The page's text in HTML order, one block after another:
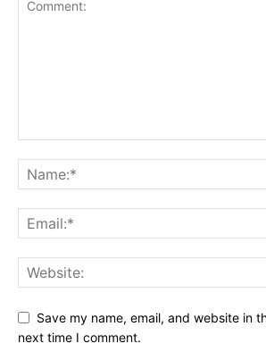
Save my name, email, and website in
next time I comment.